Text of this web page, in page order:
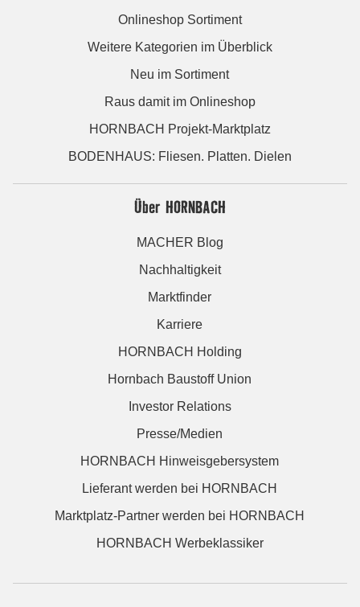
Onlineshop Sortiment
Weitere Kategorien im Überblick
Neu im Sortiment
Raus damit im Onlineshop
HORNBACH Projekt-Marktplatz
BODENHAUS: Fliesen. Platten. Dielen
Über HORNBACH
MACHER Blog
Nachhaltigkeit
Marktfinder
Karriere
HORNBACH Holding
Hornbach Baustoff Union
Investor Relations
Presse/Medien
HORNBACH Hinweisgebersystem
Lieferant werden bei HORNBACH
Marktplatz-Partner werden bei HORNBACH
HORNBACH Werbeklassiker